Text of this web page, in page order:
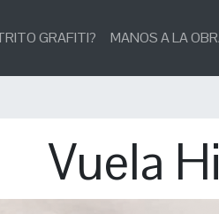
GRAFITI? MANOS A LA
Vuela